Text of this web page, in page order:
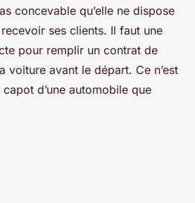
concevable qu’elle ne dispose
ses clients. Il faut une
pour remplir un contrat de
voiture avant le départ. Ce n’est
d’une automobile que